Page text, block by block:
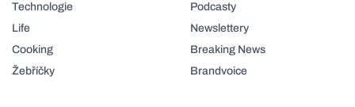
Technologie
Life
Cooking
Žebříčky
Podcasty
Newslettery
Breaking News
Brandvoice